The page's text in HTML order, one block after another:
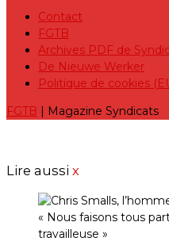
Contact
FGTB
Archives PDF de
De Nieuwe Werker
Politique de cookies
FGTB | Magazine Syndicats
Lire aussi x